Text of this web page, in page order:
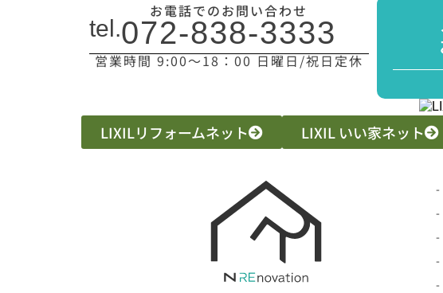
お電話でのお問い合わせ
tel.072-838-3333
営業時間 9:00〜18：00 日曜日/祝日定休
LIXILリフォームネット LIXIL いい家ネット
-
-
-
-
-